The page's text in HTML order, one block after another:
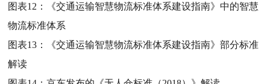
图表12：
《交通运输智慧物流标准体系建设指南》中的智慧
物流标准体系
图表13：
《交通运输智慧物流标准体系建设指南》部分标准
解读